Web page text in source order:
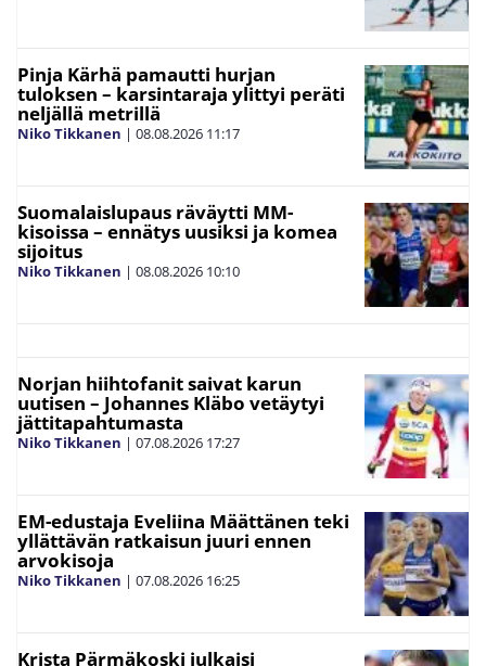
Pinja Kärhä pamautti hurjan
tuloksen – karsintaraja ylittyi peräti
neljällä metrillä
Niko Tikkanen | 08.08.2026 11:17
Suomalaislupaus räväytti MM-
kisoissa – ennätys uusiksi ja komea
sijoitus
Niko Tikkanen | 08.08.2026 10:10
Norjan hiihtofanit saivat karun
uutisen – Johannes Kläbo vetäytyi
jättitapahtumasta
Niko Tikkanen | 07.08.2026 17:27
EM-edustaja Eveliina Määttänen teki
yllättävän ratkaisun juuri ennen
arvokisoja
Niko Tikkanen | 07.08.2026 16:25
Krista Pärmäkoski julkaisi